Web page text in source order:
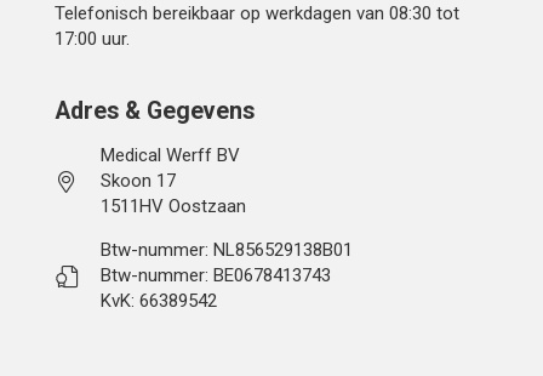
Telefonisch bereikbaar op werkdagen van 08:30 tot
17:00 uur.
Adres & Gegevens
Medical Werff BV
Skoon 17
1511HV Oostzaan
Btw-nummer: NL856529138B01
Btw-nummer: BE0678413743
KvK: 66389542